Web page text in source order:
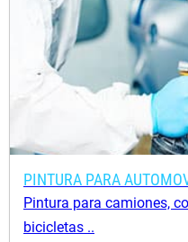
PINTURA PARA
Pintura para camiones,
bicicletas ..